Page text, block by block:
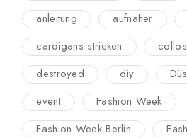
anleitung
aufnäher
cardigans stricken
destroyed
diy
event
Fashion Week
Fashion Week Berlin